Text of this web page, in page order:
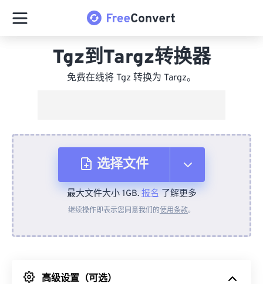
Tgz到Targz转换器
免费在线将 Tgz 转换为 Targz。
选择文件
从设备
最大文件大小 1GB.报名了解更多
继续操作即表示您同意我们的使用条款。
高级设置（可选）